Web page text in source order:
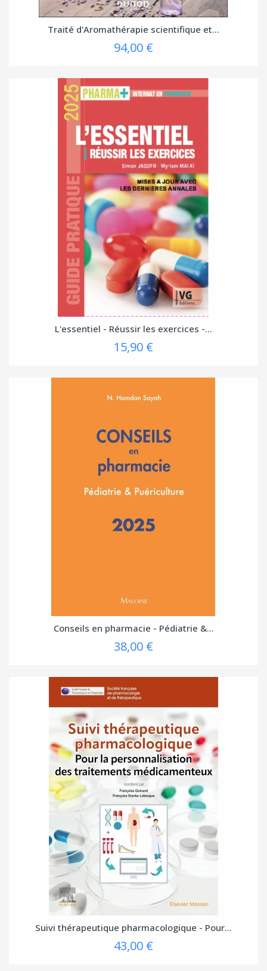
Traité d'Aromathérapie scientifique et...
94,00 €
L'essentiel - Réussir les exercices -...
15,90 €
Conseils en pharmacie - Pédiatrie &...
38,00 €
Suivi thérapeutique pharmacologique - Pour...
43,00 €